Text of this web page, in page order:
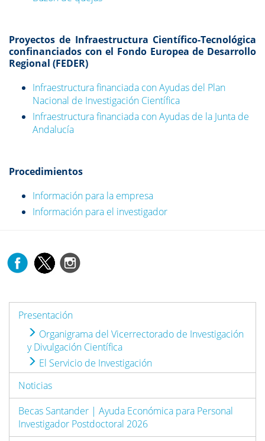
Proyectos de Infraestructura Científico-Tecnológica
confinanciados con el Fondo Europea de Desarrollo
Regional (FEDER)
Infraestructura financiada con Ayudas del Plan
Nacional de Investigación Científica
Infraestructura financiada con Ayudas de la Junta de
Andalucía
Procedimientos
Información para la empresa
Información para el investigador
Presentación
Organigrama del Vicerrectorado de Investigación
y Divulgación Científica
El Servicio de Investigación
Noticias
Becas Santander | Ayuda Económica para Personal
Investigador Postdoctoral 2026